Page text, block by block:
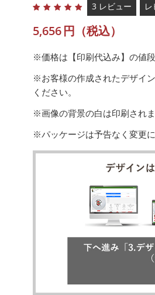
3 レビュー
5,656円（税込）
※価格は【印刷代込み】の値段
※お客様の作成されたデザイ
ください。
※画像の背景の白は印刷されま
※パッケージは予告なく変更